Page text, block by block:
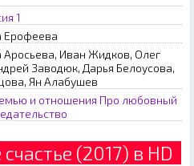
1
Ерофеева
Аросьева, Иван Жидков, Олег
Заводюк, Дарья Белоусова,
Ян Алабушев
и отношения Про любовный
(2017) в HD